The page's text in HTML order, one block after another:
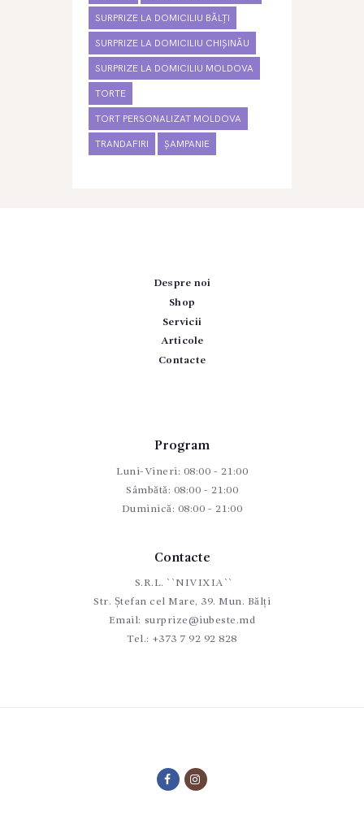
SURPRIZE LA DOMICILIU BĂLȚI
SURPRIZE LA DOMICILIU CHIȘINĂU
SURPRIZE LA DOMICILIU MOLDOVA
TORTE
TORT PERSONALIZAT MOLDOVA
TRANDAFIRI ȘAMPANIE
Despre noi
Shop
Servicii
Articole
Contacte
Program
Luni-Vineri: 08:00 - 21:00
Sâmbătă: 08:00 - 21:00
Duminică: 08:00 - 21:00
Contacte
S.R.L. ``NIVIXIA``
Str. Ștefan cel Mare, 39. Mun. Bălți
Email: surprize@iubeste.md
Tel.: +373 7 92 92 828